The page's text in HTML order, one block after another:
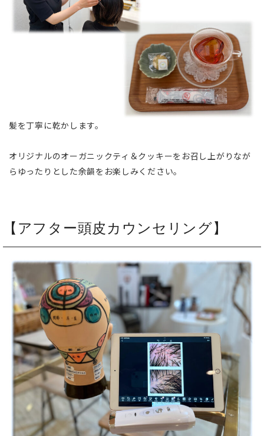
髪を丁寧に乾かします。
オリジナルのオーガニックティ＆クッキーをお召し上がりなが
らゆったりとした余韻をお楽しみください。
【アフター頭皮カウンセリング】